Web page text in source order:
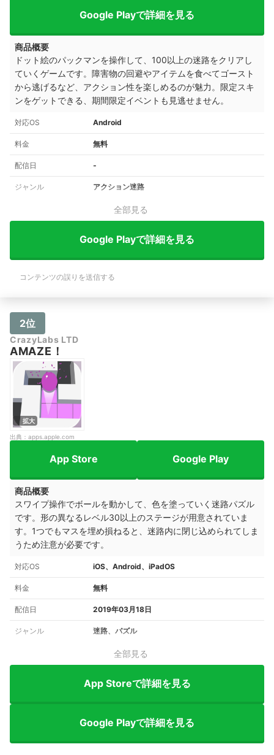
Google Playで詳細を見る
商品概要
ドット絵のパックマンを操作して、100以上の迷路をクリアし
ていくゲームです。障害物の回避やアイテムを食べてゴースト
から逃げるなど、アクション性を楽しめるのが魅力。限定スキ
ンをゲットできる、期間限定イベントも見逃せません。
対応OS Android
料金 無料
配信日 ‐
ジャンル アクション迷路
全部見る
Google Playで詳細を見る
コンテンツの誤りを送信する
2位
CrazyLabs LTD
AMAZE！
拡大
出典： apps.apple.com
App Store Google Play
商品概要
スワイプ操作でボールを動かして、色を塗っていく迷路パズル
です。形の異なるレベル30以上のステージが用意されていま
す。1つでもマスを埋め損ねると、迷路内に閉じ込められてしま
うため注意が必要です。
対応OS iOS、Android、iPadOS
料金 無料
配信日 2019年03月18日
ジャンル 迷路、パズル
全部見る
App Storeで詳細を見る
Google Playで詳細を見る